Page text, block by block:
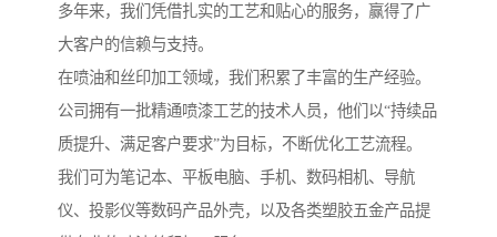
多年来，我们凭借扎实的工艺和贴心的服务，赢得了广
大客户的信赖与支持。
在喷油和丝印加工领域，我们积累了丰富的生产经验。
公司拥有一批精通喷漆工艺的技术人员，他们以“持续品
质提升、满足客户要求”为目标，不断优化工艺流程。
我们可为笔记本、平板电脑、手机、数码相机、导航
仪、投影仪等数码产品外壳，以及各类塑胶五金产品提